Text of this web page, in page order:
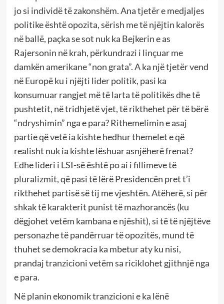
jo si individë të zakonshëm. Ana tjetër e medjaljes
politike është opozita, sërish me të njëjtin kalorës
në ballë, paçka se sot nuk ka Bejkerin e as
Rajersonin në krah, përkundrazi i linçuar me
damkën amerikane “non grata”. A ka një tjetër vend
në Europë ku i njëjti lider politik, pasi ka
konsumuar rangjet më të larta të politikës dhe të
pushtetit, në tridhjetë vjet, të rikthehet për të bërë
“ndryshimin” nga e para? Rithemelimin e asaj
partie që vetë ia kishte hedhur themelet e që
realisht nuk ia kishte lëshuar asnjëherë frenat?
Edhe lideri i LSI-së është po ai i fillimeve të
pluralizmit, që pasi të lërë Presidencën pret t’i
rikthehet partisë së tij me vjeshtën. Atëherë, si për
shkak të karakterit punist të mazhorancës (ku
dëgjohet vetëm kambana e njëshit), si të të njëjtëve
personazhe të pandërruar të opozitës, mund të
thuhet se demokracia ka mbetur aty ku nisi,
prandaj tranzicioni vetëm sa riciklohet gjithnjë nga
e para.
Në planin ekonomik tranzicioni e ka lënë